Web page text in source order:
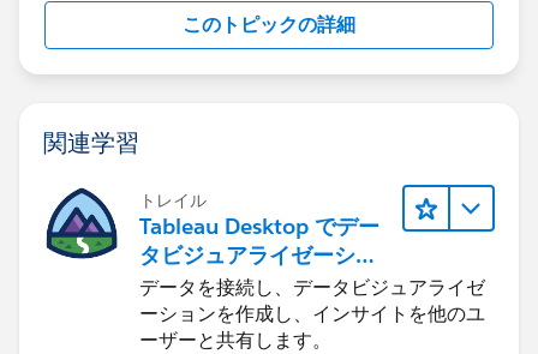
このトピックの詳細
関連学習
トレイル
Tableau Desktop でデー
タビジュアライゼーショ
ンをはじめる
データを接続し、データビジュアライゼ
ーションを作成し、インサイトを他のユ
ーザーと共有します。